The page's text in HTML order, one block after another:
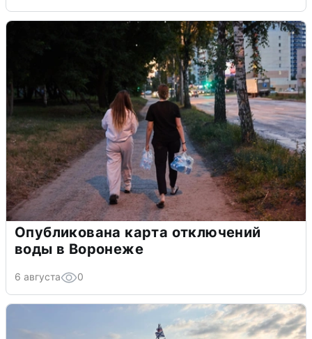
Опубликована карта отключений
воды в Воронеже
6 августа 0